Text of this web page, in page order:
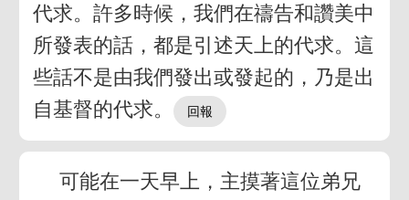
代求。許多時候，我們在禱告和讚美中
所發表的話，都是引述天上的代求。這
些話不是由我們發出或發起的，乃是出
自基督的代求。
可能在一天早上，主摸著這位弟兄